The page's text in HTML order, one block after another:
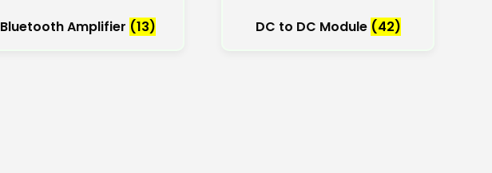
Bluetooth Amplifier (13) DC to DC Module (42)